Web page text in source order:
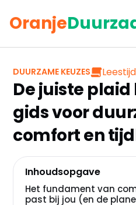
Oranje
DUURZAME KEUZES
De juiste plaid
gids voor
comfort en
Inhoudsopgave
Het fundament van
past bij jou (en de